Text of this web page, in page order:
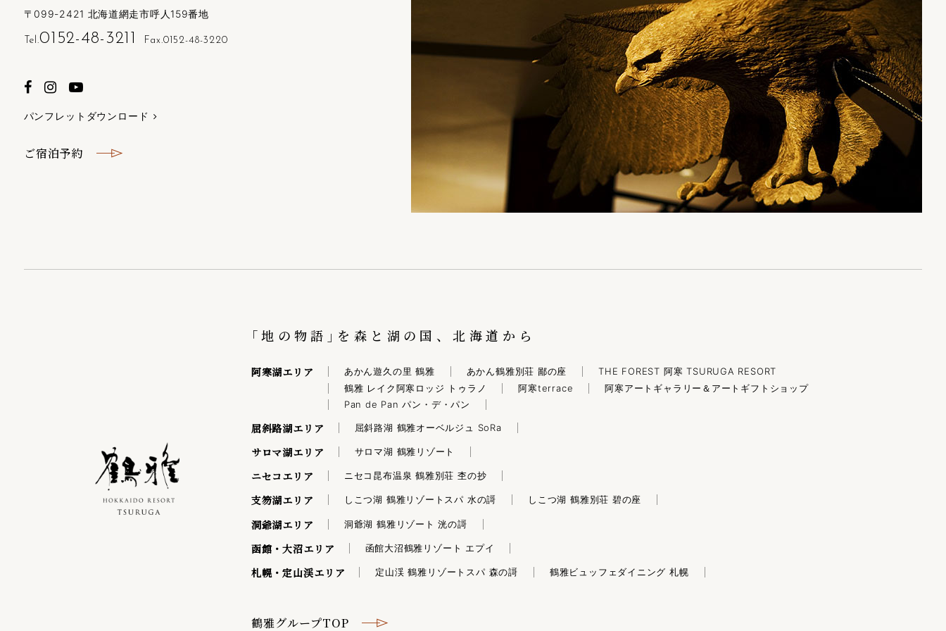
〒099-2421 北海道網走市呼人159番地
Tel.0152-48-3211 Fax.0152-48-3220
パンフレットダウンロード
ご宿泊予約
｢地の物語｣を森と湖の国、北海道から
阿寒湖エリア あかん遊久の里 鶴雅 あかん鶴雅別荘 鄙の座
THE FOREST 阿寒 TSURUGA RESORT
鶴雅 レイク阿寒ロッジ トゥラノ
阿寒terrace
阿寒アートギャラリー＆アートギフトショップ
Pan de Pan パン・デ・パン
屈斜路湖エリア 屈斜路湖 鶴雅オーベルジュ SoRa
サロマ湖エリア サロマ湖 鶴雅リゾート
ニセコエリア ニセコ昆布温泉 鶴雅別荘 杢の抄
支笏湖エリア しこつ湖 鶴雅リゾートスパ 水の謌 しこつ湖 鶴雅別荘 碧の座
洞爺湖エリア 洞爺湖 鶴雅リゾート 洸の謌
函館・大沼エリア 函館大沼鶴雅リゾート エプイ
札幌・定山渓エリア 定山渓 鶴雅リゾートスパ 森の謌 鶴雅ビュッフェダイニング 札幌
鶴雅グループTOP